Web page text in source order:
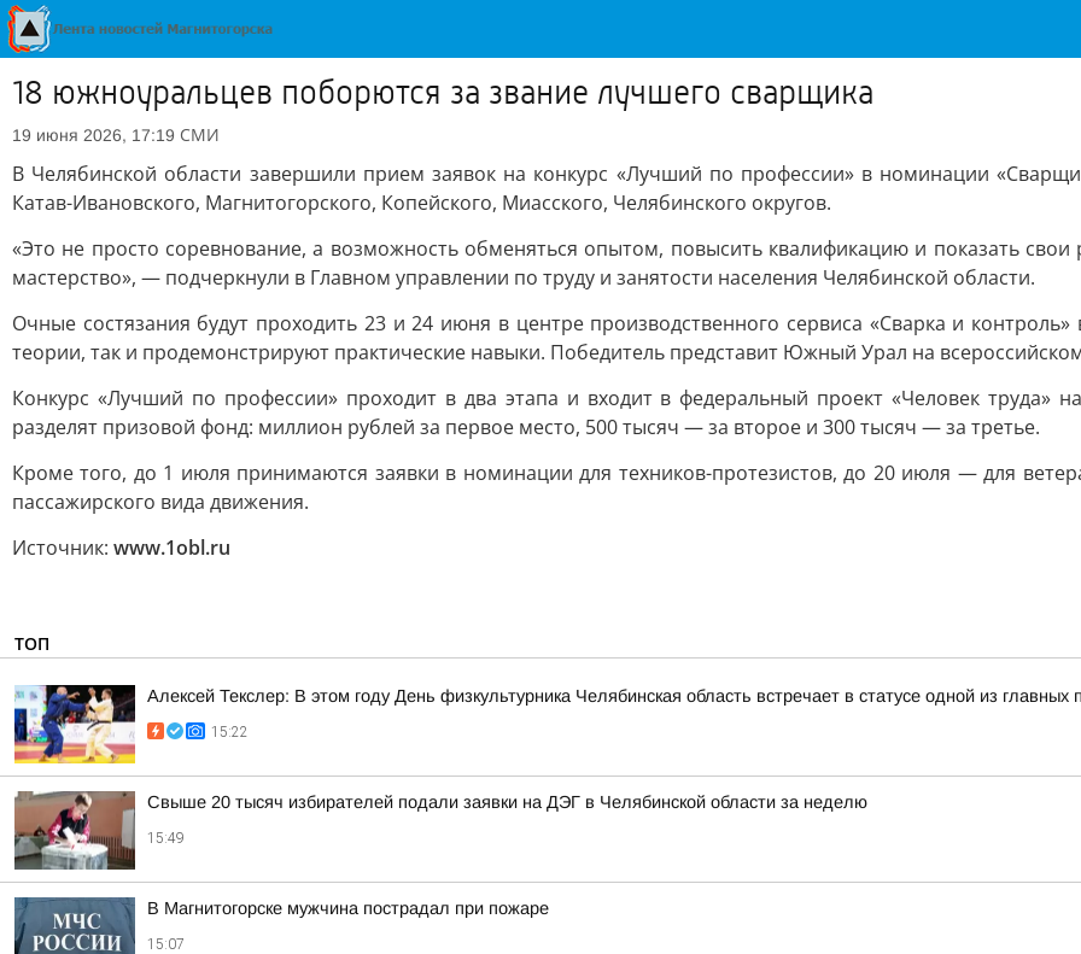
18 южноуральцев поборются за звание лучшего сварщика
19 июня 2026, 17:19 СМИ
В Челябинской области завершили прием заявок на конкурс «Лучший по профессии» в номинации
Катав-Ивановского, Магнитогорского, Копейского, Миасского, Челябинского округов.
«Это не просто соревнование, а возможность обменяться опытом, повысить квалификацию и показать
мастерство», — подчеркнули в Главном управлении по труду и занятости населения Челябинской области.
Очные состязания будут проходить 23 и 24 июня в центре производственного сервиса «Сварка и контроль»
теории, так и продемонстрируют практические навыки. Победитель представит Южный Урал на
Конкурс «Лучший по профессии» проходит в два этапа и входит в федеральный проект «Человек труда»
разделят призовой фонд: миллион рублей за первое место, 500 тысяч — за второе и 300 тысяч — за третье.
Кроме того, до 1 июля принимаются заявки в номинации для техников-протезистов, до 20 июля — для
пассажирского вида движения.
Источник: www.1obl.ru
ТОП
Алексей Текслер: В этом году День физкультурника Челябинская область встречает в статусе одной из
15:22
Свыше 20 тысяч избирателей подали заявки на ДЭГ в Челябинской области за неделю
15:49
В Магнитогорске мужчина пострадал при пожаре
15:07